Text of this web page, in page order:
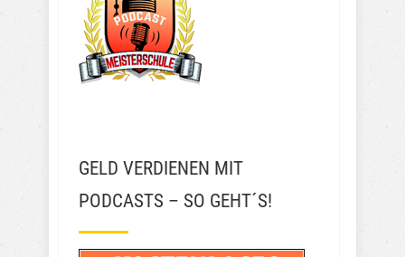
GELD VERDIENEN MIT
PODCASTS – SO GEHT´S!